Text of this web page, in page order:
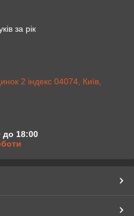
за рік
2 індекс 04074, Київ,
до 18:00